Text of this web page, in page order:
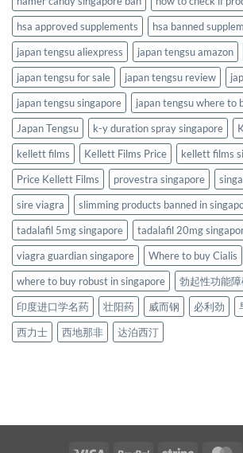
hsa approved supplements
hsa banned
japan tengsu aliexpress
japan tengsu amazon
japan tengsu for sale
japan tengsu review
japan tengsu singapore
japan tengsu where to
Japan Tengsu
k-y duration spray singapore
kellett films
Kellett Films Price kellett films
Price Kellett Films
provestra singapore
sire viagra
slimming products banned in
tadalafil 5mg singapore
tadalafil 20mg
viagra guardian singapore
Where to buy Cialis
where to buy robust in singapore
勃起性功能
印度进口学名药
壮阳药 威而钢 必利劲
西力士
西地那非 达泊西汀